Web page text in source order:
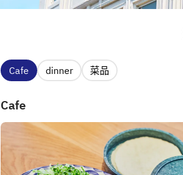
Cafe dinner 菜品
Cafe